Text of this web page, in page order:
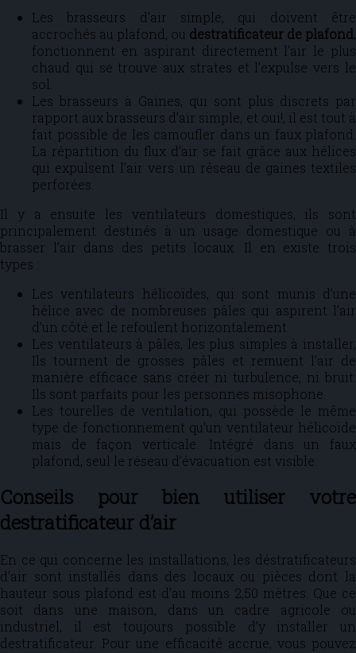
Les brasseurs d’air simple, qui doivent être
accrochés au plafond, ou destratificateur de plafond,
fonctionnent en aspirant directement l’air le plus
chaud qui se trouve aux strates et l’expulse vers le
sol.
Les brasseurs à Gaines, qui sont plus discrets par
rapport aux brasseurs d’air simple, et oui!, il est tout à
fait possible de les camoufler dans un faux plafond.
La répartition du flux d’air se fait grâce aux hélices
qui expulsent l’air vers un réseau de gaines textiles
perforées.
Il y a ensuite les ventilateurs domestiques, ils sont
principalement destinés à un usage domestique ou à
brasser l’air dans des petits locaux. Il en existe trois
types :
Les ventilateurs hélicoïdes, qui sont munis d’une
hélice avec de nombreuses pâles qui aspirent l’air
d’un côté et le refoulent horizontalement.
Les ventilateurs à pâles, les plus simples à installer,
Ils tournent de grosses pâles et remuent l’air de
manière efficace sans créer ni turbulence, ni bruit.
Ils sont parfaits pour les personnes misophone.
Les tourelles de ventilation, qui possède le même
type de fonctionnement qu’un ventilateur hélicoïde
mais de façon verticale. Intégré dans un faux
plafond, seul le réseau d’évacuation est visible.
Conseils pour bien utiliser votre
destratificateur d’air
En ce qui concerne les installations, les déstratificateurs
d’air sont installés dans des locaux ou pièces dont la
hauteur sous plafond est d’au moins 2,50 mètres. Que ce
soit dans une maison, dans un cadre agricole ou
industriel, il est toujours possible d’y installer un
destratificateur. Pour une efficacité accrue, vous pouvez